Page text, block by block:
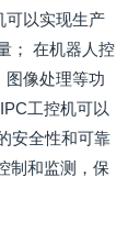
可以实现生产
； 在机器人控
图像处理等功
工控机可以
安全性和可靠
制和监测，保